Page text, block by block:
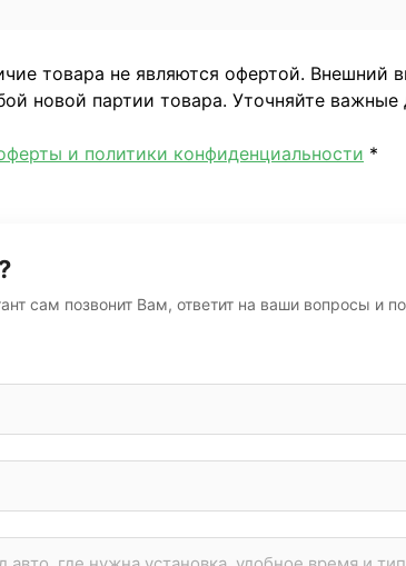
товара не являются офертой.
новой партии товара. Уточняйте
и политики конфиденциальности *
сам позвонит Вам, ответит на ваши вопросы и